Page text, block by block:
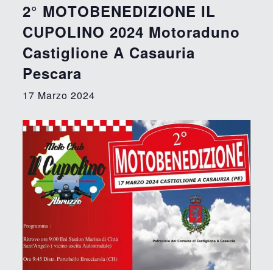
2° MOTOBENEDIZIONE IL
CUPOLINO 2024 Motoraduno
Castiglione A Casauria
Pescara
17 Marzo 2024